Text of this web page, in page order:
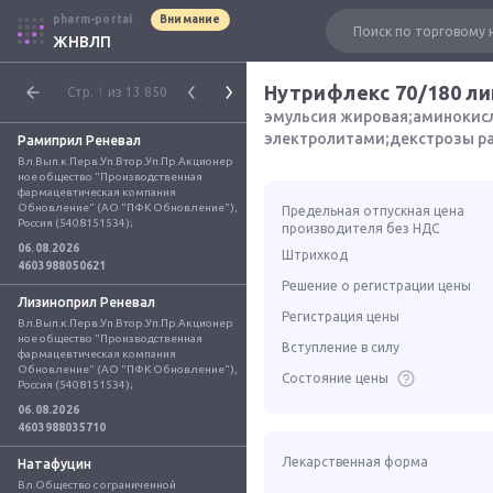
pharm-portal Внимание
ЖНВЛП
Стр. 1 из 13 850
Рамиприл Реневал
Вл.Вып.к.Перв.Уп.Втор.Уп.Пр.Акционер
ное общество "Производственная
фармацевтическая компания
Обновление" (АО "ПФК Обновление"),
Россия (5408151534);
06.08.2026
4603988050621
Лизиноприл Реневал
Вл.Вып.к.Перв.Уп.Втор.Уп.Пр.Акционер
ное общество "Производственная
фармацевтическая компания
Обновление" (АО "ПФК Обновление"),
Россия (5408151534);
06.08.2026
4603988035710
Натафуцин
Вл.Общество с ограниченной
Нутрифлекс 70/180
эмульсия
электролитами;декстрозы
Предельная отпускная цена
производителя без НДС
Штрихкод
Решение о регистрации цены
Регистрация цены
Вступление в силу
Состояние цены
Лекарственная форма